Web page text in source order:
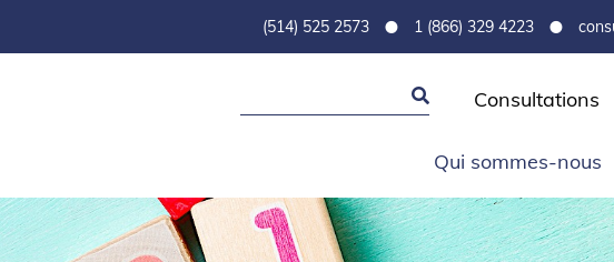
(514) 525 2573 • 1 (866) 329 4223 •
Consultations
Qui sommes-nous